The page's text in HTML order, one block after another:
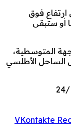
ارتفاع فوق
أو ستبقى
المتوسطية،
الساحل الأطلسي